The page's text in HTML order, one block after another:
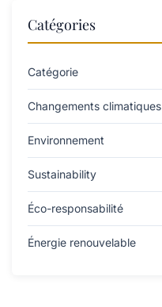
Catégories
Catégorie
Changements climatiques
Environnement
Sustainability
Éco-responsabilité
Énergie renouvelable